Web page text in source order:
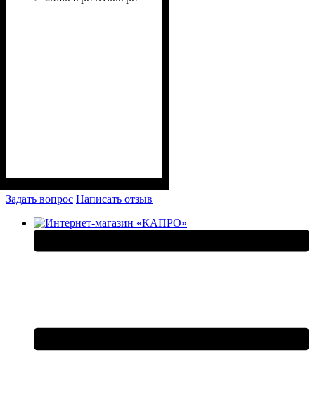
Задать вопрос Написать отзыв